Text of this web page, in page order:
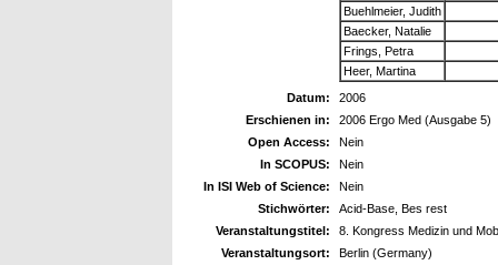
Buehlmeier, Judith
Baecker, Natalie
Frings, Petra
Heer, Martina
Datum:
2006
Erschienen in:
2006 Ergo Med (Ausgabe 5)
Open Access:
Nein
In SCOPUS:
Nein
In ISI Web of Science:
Nein
Stichwörter:
Acid-Base, Bes rest
Veranstaltungstitel:
8. Kongress Medizin und
Veranstaltungsort:
Berlin (Germany)